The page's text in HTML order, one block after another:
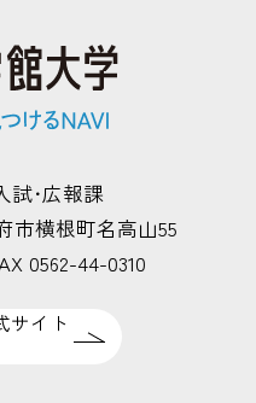
サイト
･広報課
市横根町名高山55
0562-44-0310